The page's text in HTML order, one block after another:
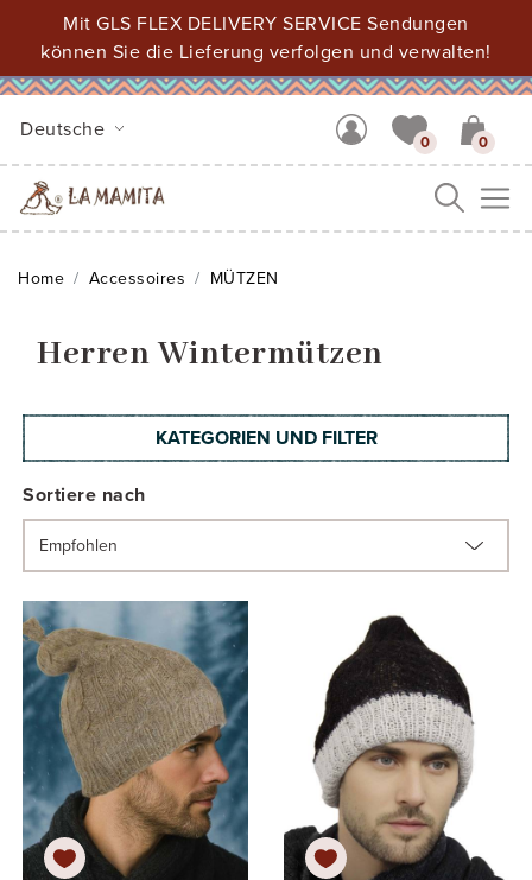
Mit GLS FLEX DELIVERY SERVICE Sendungen
können Sie die Lieferung verfolgen und verwalten!
Deutsche
0 0
Home Accessoires MÜTZEN
Herren Wintermützen
KATEGORIEN UND FILTER
Sortiere nach